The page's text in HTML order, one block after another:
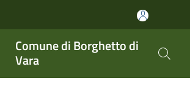
Comune di Borghetto di
Vara